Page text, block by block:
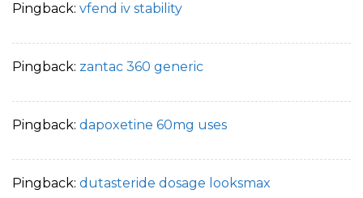
Pingback: vfend iv stability
Pingback: zantac 360 generic
Pingback: dapoxetine 60mg uses
Pingback: dutasteride dosage looksmax